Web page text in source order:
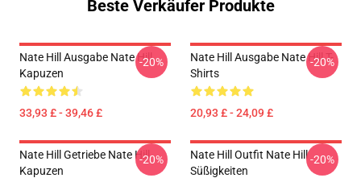
Beste Verkäufer Produkte
Nate Hill Ausgabe Nate Hill
Kapuzen
33,93 £ - 39,46 £
-20%
Nate Hill Ausgabe Nate Hill T-
Shirts
20,93 £ - 24,09 £
-20%
Nate Hill Getriebe Nate Hill
Kapuzen
-20%
Nate Hill Outfit Nate Hill
Süßigkeiten
-20%